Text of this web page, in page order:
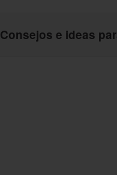
Consejos e ideas